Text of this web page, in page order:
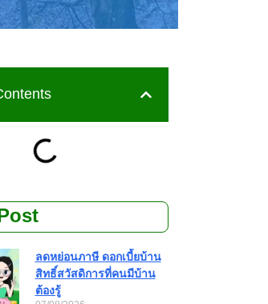
ลดหย่อนภาษี ดอกเบี้ยบ้าน
สิทธิ์สวัสดิการที่คนมีบ้าน
ต้องรู้